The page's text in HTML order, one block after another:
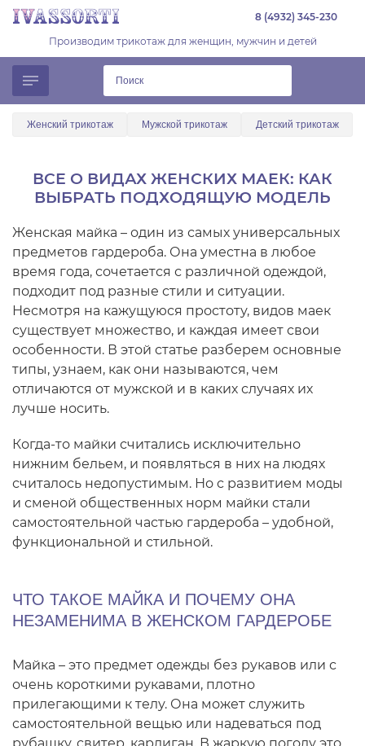
8 (4932) 345-230
Производим трикотаж для женщин, мужчин и детей
Женский трикотаж Мужской трикотаж Детский трикотаж
ВСЕ О ВИДАХ ЖЕНСКИХ МАЕК: КАК
ВЫБРАТЬ ПОДХОДЯЩУЮ МОДЕЛЬ
Женская майка – один из самых универсальных
предметов гардероба. Она уместна в любое
время года, сочетается с различной одеждой,
подходит под разные стили и ситуации.
Несмотря на кажущуюся простоту, видов маек
существует множество, и каждая имеет свои
особенности. В этой статье разберем основные
типы, узнаем, как они называются, чем
отличаются от мужской и в каких случаях их
лучше носить.
Когда-то майки считались исключительно
нижним бельем, и появляться в них на людях
считалось недопустимым. Но с развитием моды
и сменой общественных норм майки стали
самостоятельной частью гардероба – удобной,
функциональной и стильной.
ЧТО ТАКОЕ МАЙКА И ПОЧЕМУ ОНА
НЕЗАМЕНИМА В ЖЕНСКОМ ГАРДЕРОБЕ
Майка – это предмет одежды без рукавов или с
очень короткими рукавами, плотно
прилегающими к телу. Она может служить
самостоятельной вещью или надеваться под